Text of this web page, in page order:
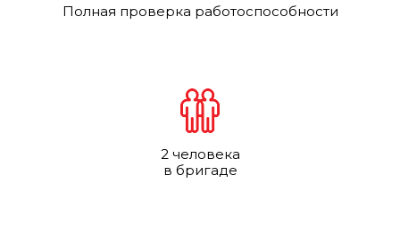
Полная проверка работоспособности
2 человека
в бригаде